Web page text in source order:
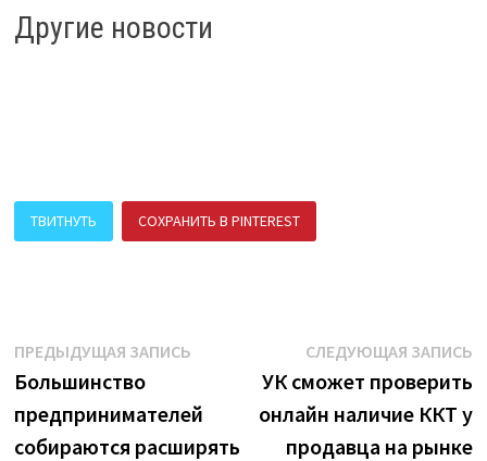
Другие новости
ТВИТНУТЬ СОХРАНИТЬ В PINTEREST
Навигация
по
записям
ПРЕДЫДУЩАЯ ЗАПИСЬПредыдущая
Большинство
предпринимателей
собираются расширять
СЛЕДУЮЩАЯ ЗАПИСЬ
УК сможет проверить
онлайн наличие ККТ у
продавца на рынке